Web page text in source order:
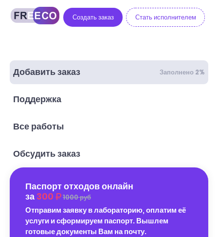
Создать заказ Стать исполнителем
Добавить заказ Заполнено 2%
Поддержка
Все работы
Обсудить заказ
Паспорт отходов онлайн
за 300 1000 руб
Отправим заявку в лабораторию, оплатим её
услуги и сформируем паспорт. Вышлем
готовые документы Вам на почту.